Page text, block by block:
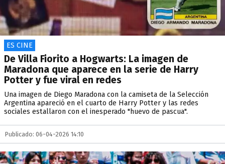
ES CINE
De Villa Fiorito a Hogwarts: La imagen de
Maradona que aparece en la serie de Harry
Potter y fue viral en redes
Una imagen de Diego Maradona con la camiseta de la Selección
Argentina apareció en el cuarto de Harry Potter y las redes
sociales estallaron con el inesperado "huevo de pascua".
Publicado: 06-04-2026 14:10